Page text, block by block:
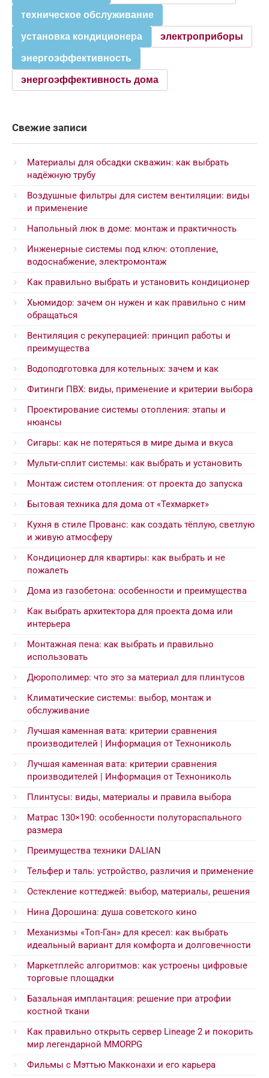
техническое обслуживание
установка кондиционера электроприборы
энергоэффективность
энергоэффективность дома
Свежие записи
Материалы для обсадки скважин: как выбрать
надёжную трубу
Воздушные фильтры для систем вентиляции: виды
и применение
Напольный люк в доме: монтаж и практичность
Инженерные системы под ключ: отопление,
водоснабжение, электромонтаж
Как правильно выбрать и установить кондиционер
Хьюмидор: зачем он нужен и как правильно с ним
обращаться
Вентиляция с рекуперацией: принцип работы и
преимущества
Водоподготовка для котельных: зачем и как
Фитинги ПВХ: виды, применение и критерии выбора
Проектирование системы отопления: этапы и
нюансы
Сигары: как не потеряться в мире дыма и вкуса
Мульти-сплит системы: как выбрать и установить
Монтаж систем отопления: от проекта до запуска
Бытовая техника для дома от «Техмаркет»
Кухня в стиле Прованс: как создать тёплую, светлую
и живую атмосферу
Кондиционер для квартиры: как выбрать и не
пожалеть
Дома из газобетона: особенности и преимущества
Как выбрать архитектора для проекта дома или
интерьера
Монтажная пена: как выбрать и правильно
использовать
Дюрополимер: что это за материал для плинтусов
Климатические системы: выбор, монтаж и
обслуживание
Лучшая каменная вата: критерии сравнения
производителей | Информация от Технониколь
Лучшая каменная вата: критерии сравнения
производителей | Информация от Технониколь
Плинтусы: виды, материалы и правила выбора
Матрас 130×190: особенности полутораспального
размера
Преимущества техники DALIAN
Тельфер и таль: устройство, различия и применение
Остекление коттеджей: выбор, материалы, решения
Нина Дорошина: душа советского кино
Механизмы «Топ-Ган» для кресел: как выбрать
идеальный вариант для комфорта и долговечности
Маркетплейс алгоритмов: как устроены цифровые
торговые площадки
Базальная имплантация: решение при атрофии
костной ткани
Как правильно открыть сервер Lineage 2 и покорить
мир легендарной MMORPG
Фильмы с Мэттью Макконахи и его карьера